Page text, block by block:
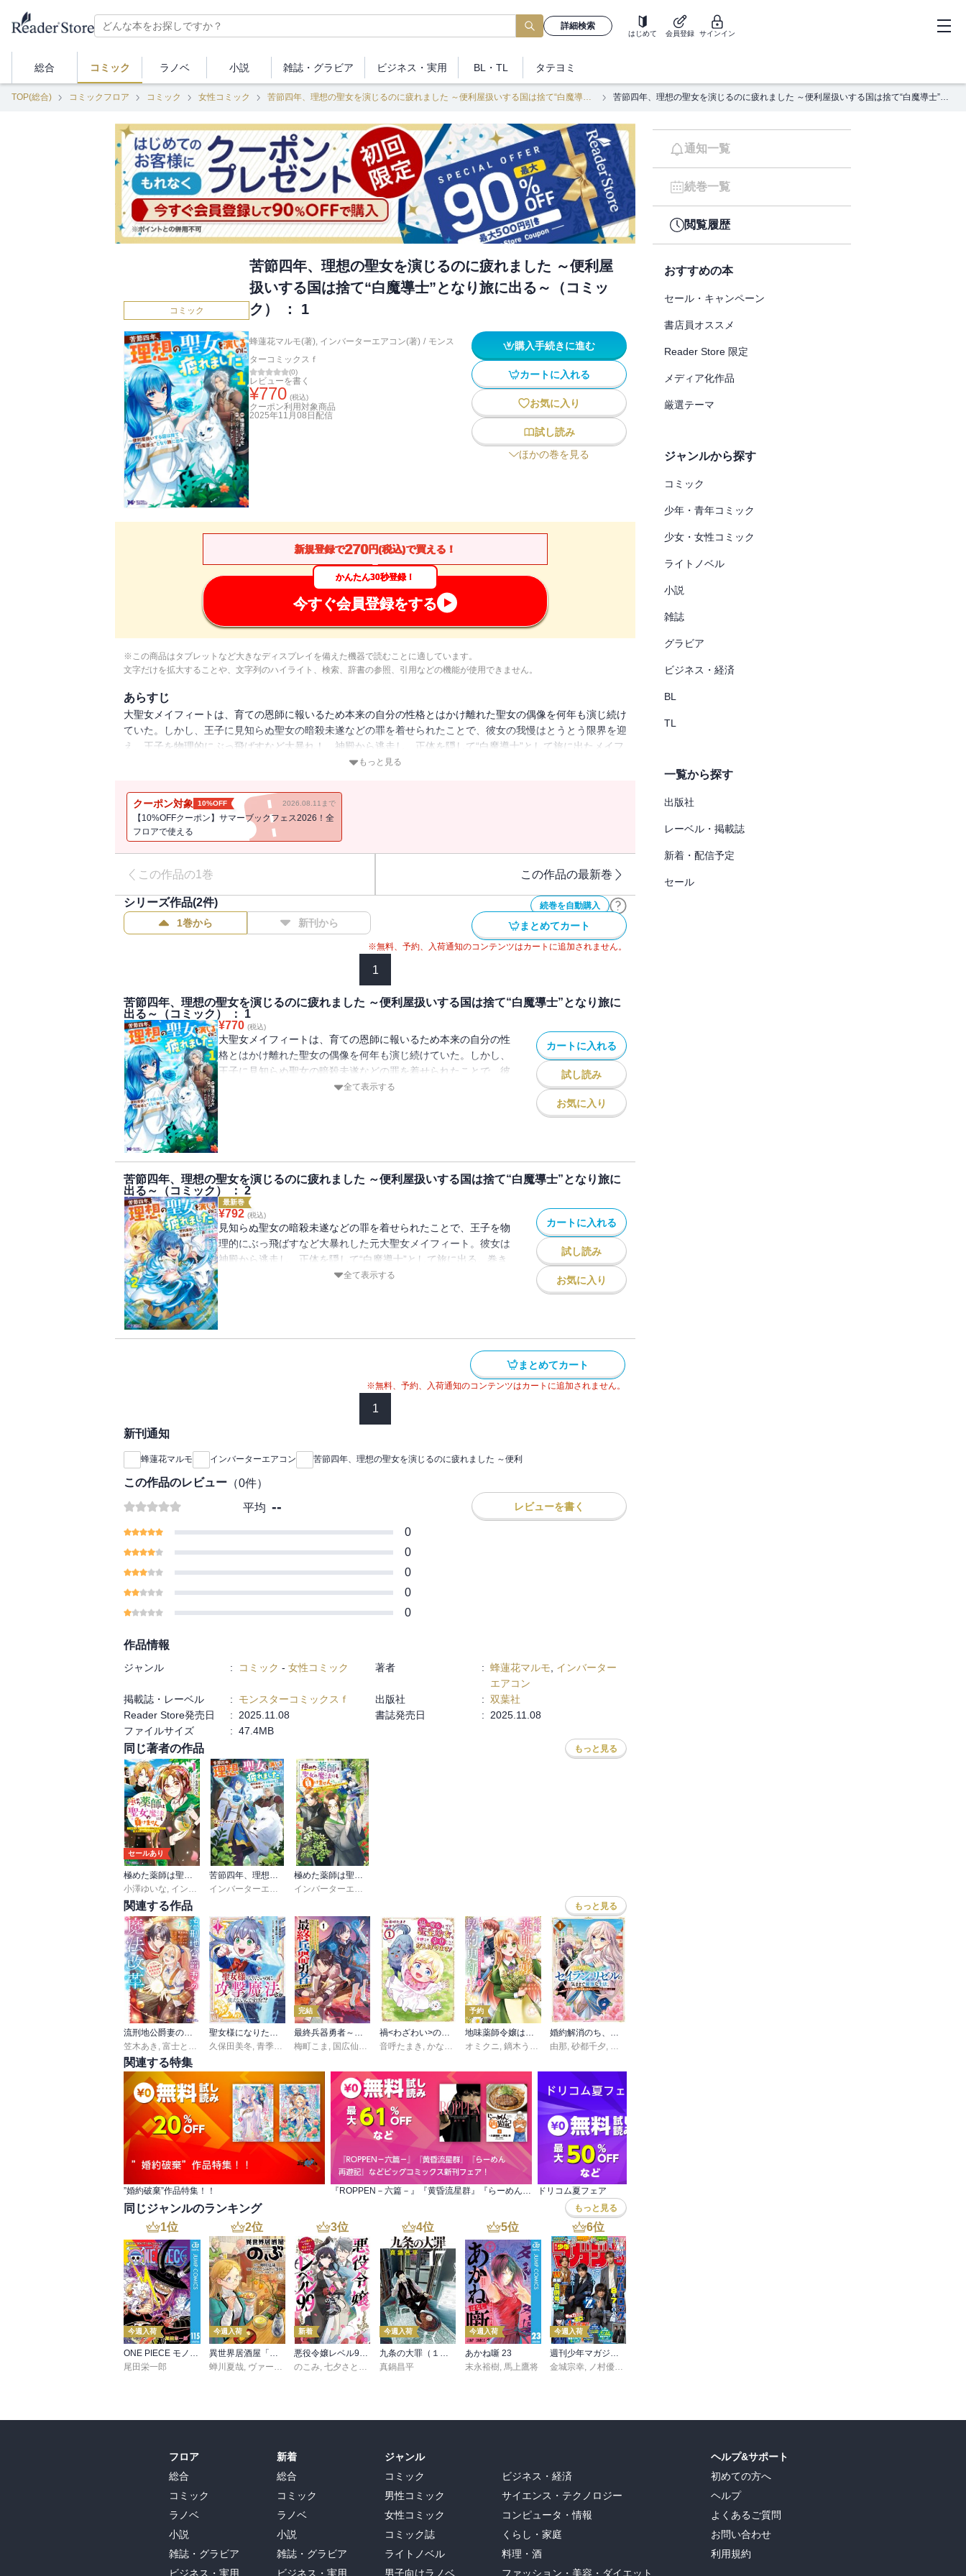
詳細検索
はじめて 会員登録 サインイン
総合 コミック ラノベ 小説 雑誌・ グラビア ビジネス ・実用 BL・TL タテヨミ
TOP(総合) コミックフロア コミック 女性コミック 苦節四年、理想の聖女を演じるのに疲れました ～便利屋扱いする国は捨て“白魔導士”となり旅に出る～（コミック） 苦節四年、理想の聖女を演じるのに疲れました ～便利屋扱いする国は捨て“白魔導士”となり旅に出る～（コミック） ： 1
コミック
苦節四年、理想の聖女を演じるのに疲れました ～便利屋
扱いする国は捨て“白魔導士”となり旅に出る～（コミッ
ク） ： 1
蜂蓮花マルモ(著), インバーターエアコン(著) / モンス
ターコミックスｆ
(0)
レビューを書く
¥770 (税込)
クーポン利用対象商品
2025年11月08日 配信
購入手続きに進む
カートに入れる
お気に入り
試し読み
ほかの巻を見る
新規登録で270円(税込)で買える！
かんたん30秒登録！
今すぐ会員登録をする
※この商品はタブレットなど大きなディスプレイを備えた機器で読むことに適しています。
文字だけを拡大することや、文字列のハイライト、検索、辞書の参照、引用などの機能が使用できません。
あらすじ
大聖女メイフィートは、育ての恩師に報いるため本来の自分の性格とはかけ離れた聖女の偶像を何年も演じ続け
ていた。しかし、王子に見知らぬ聖女の暗殺未遂などの罪を着せられたことで、彼女の我慢はとうとう限界を迎
え、王子を物理的にぶっ飛ばすなど大暴れ！ 神殿から逃走し、正体を隠して“白魔導士”として旅に出たメイフ
ィートだったが、旅に出てすぐに獣人たちの騒動に巻き込まれてしまい・・・・・・。強化した拳や魔法で敵を
もっと見る
クーポン対象 10%OFF 2026.08.11まで
【10%OFFクーポン】サマーブックフェス2026！全
フロアで使える
この作品の1巻 この作品の最新巻
続巻を自動購入
シリーズ作品(2件)
1巻から 新刊から まとめてカート
※無料、予約、入荷通知のコンテンツはカートに追加されません。
1
苦節四年、理想の聖女を演じるのに疲れました ～便利屋扱いする国は捨て“白魔導士”となり旅に
出る～（コミック） ： 1
¥770 (税込)
大聖女メイフィートは、育ての恩師に報いるため本来の自分の性
格とはかけ離れた聖女の偶像を何年も演じ続けていた。しかし、
王子に見知らぬ聖女の暗殺未遂などの罪を着せられたことで、彼
女の我慢はとうとう限界を迎え、王子を物理的にぶっ飛ばすなど
望のコミカライズ！
全て表示する
カートに入れる
試し読み
お気に入り
苦節四年、理想の聖女を演じるのに疲れました ～便利屋扱いする国は捨て“白魔導士”となり旅に
出る～（コミック） ： 2
最新巻
¥792 (税込)
見知らぬ聖女の暗殺未遂などの罪を着せられたことで、王子を物
理的にぶっ飛ばすなど大暴れした元大聖女メイフィート。彼女は
神殿から逃走し、正体を隠して“白魔導士”として旅に出る。巻き
込まれた獣人たちの騒動を解決し、一息つけるかと思いきや、辿
た元大聖女による冒険漫喫ファンタジー、第２弾！
全て表示する
カートに入れる
試し読み
お気に入り
まとめてカート
※無料、予約、入荷通知のコンテンツはカートに追加されません。
1
新刊通知
蜂蓮花マルモ インバーターエアコン 苦節四年、理想の聖女を演じるのに疲れました ～便利
この作品のレビュー （0件）
平均 -- レビューを書く
0
0
0
0
0
作品情報
ジャンル : コミック - 女性コミック 著者 : 蜂蓮花マルモ
インバーター
エアコン
掲載誌・レーベル
: モンスターコミックスｆ 出版社 : 双葉社
Reader Store発売日
: 2025.11.08 書誌発売日 :
2025.11.08
ファイルサイズ
: 47.4MB
同じ著者の作品 もっと見る
セールあり
極めた薬師は聖女の魔法にも負けません～コスパ悪いとパーティ追放されたけど、事実は逆だったようです～(コミック)
小澤ゆいな, インバーターエアコン
苦節四年、理想の聖女を演じるのに疲れました ～便利屋扱いする国は捨て“白魔導士”となり旅に出る～
インバーターエアコン
,アレア
極めた薬師は聖女の魔法にも負けません ～コスパ悪いとパーティ追放されたけど、事実は逆だったようです～
インバーターエアコン
関連する作品 もっと見る
流刑地公爵妻の魔法改革 ハズレ光属性だけど前世知識でお役立ち（コミック）
笠木あき , 富士とまと
聖女様になりたいのに攻撃魔法しか使えないんですけど!? THE COMIC
久保田美冬, 青季ふゆ ,ボダックス
完結
最終兵器勇者～異世界で魔王を倒した後も大人しくしていたのに、いきなり処刑されそうになったので反逆します。国を捨ててスローライフの旅に出たのですが、なんか成り行きで新世界の魔王になりそうです～@COMIC
梅町こま , 国広仙戯 和狸ナオ
禍<わざわい>の魔女と呼ばれた転生幼女、今世こそ幸せになるためにがんばります！【単行本版】
音呼たまき , かなりつ
予約
地味薬師令嬢はもう契約更新いたしません。 ざまぁ？ 没落？ 私には関係ないことです
オミクニ, 鏑木うりこ
婚約解消のち、お引越し。セイラン・リゼルの気ままで優雅な生活。 ～才色兼備の転生令嬢は前世チートで自由を満喫します～
由那,砂都千夕, あんべよしろう
関連する特集
”婚約破棄”作品特集！！ 『ROPPEN－六篇－』『黄昏流星群』『らーめん 再遊記』などビッグコミックス新刊フェア！ ドリコム夏フェア
同じジャンルのランキング もっと見る
1位
今週入荷
尾田栄一郎
2位
今週入荷
蝉川夏哉, ヴァージニア二等兵 ,転
3位
新着
のこみ ,七夕さとり Tea
4位
今週入荷
真鍋昌平
5位
今週入荷
あかね噺 23
末永裕樹, 馬上鷹将
6位
今週入荷
金城宗幸
ノ村優介
通知一覧
続巻一覧
閲覧履歴
おすすめの本
セール・キャンペーン
書店員オススメ
Reader Store 限定
メディア化作品
厳選テーマ
ジャンルから探す
コミック
少年・青年コミック
少女・女性コミック
ライトノベル
小説
雑誌
グラビア
ビジネス・経済
BL
TL
一覧から探す
出版社
レーベル・掲載誌
新着・配信予定
セール
フロア
総合
コミック
ラノベ
小説
雑誌・グラビア
ビジネス・実用
新着
総合
コミック
ラノベ
小説
雑誌・グラビア
ビジネス・実用
ジャンル
コミック
男性コミック
女性コミック
コミック誌
ライトノベル
男子向けラノベ
ビジネス・経済
サイエンス・テクノロジー
コンピュータ・情報
くらし・家庭
料理・酒
ファッション・美容・ダイエット
ヘルプ&サポート
初めての方へ
ヘルプ
よくあるご質問
お問い合わせ
利用規約